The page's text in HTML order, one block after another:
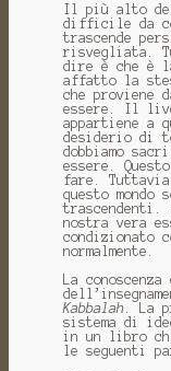
Il più alto dei
difficile da
trascende
risvegliata.
dire è che è
affatto la
che
essere.
Il
appartiene a
desiderio di
dobbiamo
essere.
fare.
questo mondo
trascendenti.
nostra vera
condizionato
normalmente.
La
Kabbalah
La
sistema di
in un libro
le seguenti